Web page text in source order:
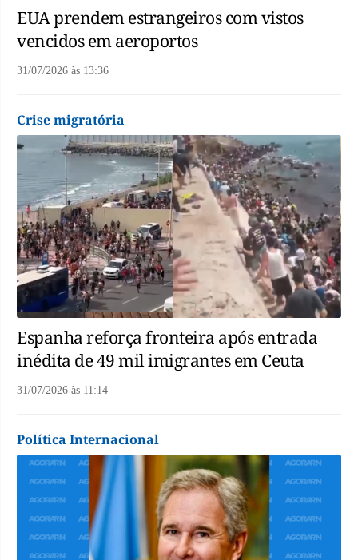
EUA prendem estrangeiros com vistos
vencidos em aeroportos
31/07/2026 às 13:36
Crise migratória
Espanha reforça fronteira após entrada
inédita de 49 mil imigrantes em Ceuta
31/07/2026 às 11:14
Política Internacional